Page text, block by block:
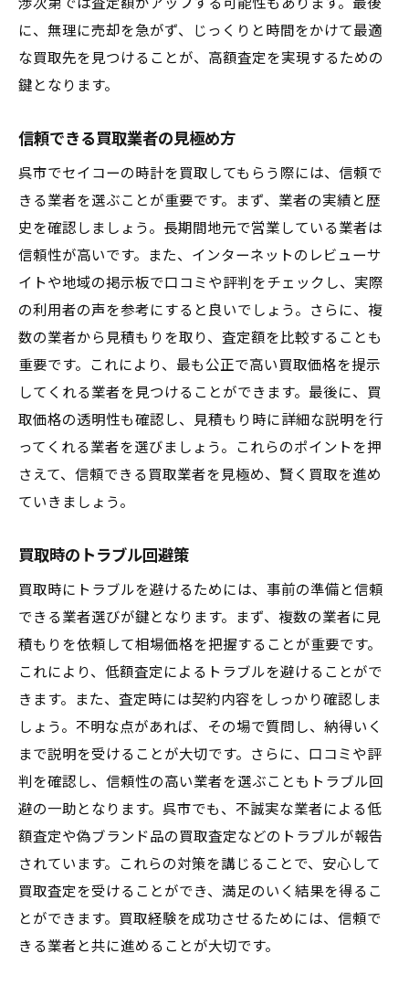
渉次第では査定額がアップする可能性もあります。最後
に、無理に売却を急がず、じっくりと時間をかけて最適
な買取先を見つけることが、高額査定を実現するための
鍵となります。
信頼できる買取業者の見極め方
呉市でセイコーの時計を買取してもらう際には、信頼で
きる業者を選ぶことが重要です。まず、業者の実績と歴
史を確認しましょう。長期間地元で営業している業者は
信頼性が高いです。また、インターネットのレビューサ
イトや地域の掲示板で口コミや評判をチェックし、実際
の利用者の声を参考にすると良いでしょう。さらに、複
数の業者から見積もりを取り、査定額を比較することも
重要です。これにより、最も公正で高い買取価格を提示
してくれる業者を見つけることができます。最後に、買
取価格の透明性も確認し、見積もり時に詳細な説明を行
ってくれる業者を選びましょう。これらのポイントを押
さえて、信頼できる買取業者を見極め、賢く買取を進め
ていきましょう。
買取時のトラブル回避策
買取時にトラブルを避けるためには、事前の準備と信頼
できる業者選びが鍵となります。まず、複数の業者に見
積もりを依頼して相場価格を把握することが重要です。
これにより、低額査定によるトラブルを避けることがで
きます。また、査定時には契約内容をしっかり確認しま
しょう。不明な点があれば、その場で質問し、納得いく
まで説明を受けることが大切です。さらに、口コミや評
判を確認し、信頼性の高い業者を選ぶこともトラブル回
避の一助となります。呉市でも、不誠実な業者による低
額査定や偽ブランド品の買取査定などのトラブルが報告
されています。これらの対策を講じることで、安心して
買取査定を受けることができ、満足のいく結果を得るこ
とができます。買取経験を成功させるためには、信頼で
きる業者と共に進めることが大切です。